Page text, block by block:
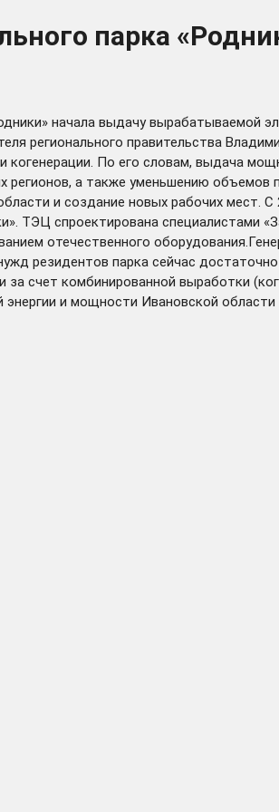
парка
начала выдачу вырабатываемой
регионального правительства
когенерации. По его словам, выдача
регионов, а также уменьшению
и создание новых рабочих мест.
ТЭЦ спроектирована специалистами
отечественного
резидентов парка сейчас
за счет комбинированной выработки
энергии и мощности Ивановской